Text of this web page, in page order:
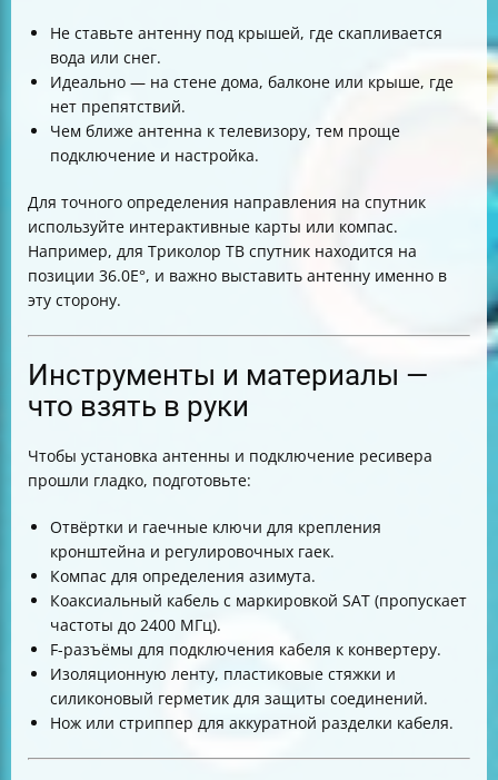
Не ставьте антенну под крышей, где скапливается
вода или снег.
Идеально — на стене дома, балконе или крыше, где
нет препятствий.
Чем ближе антенна к телевизору, тем проще
подключение и настройка.
Для точного определения направления на спутник
используйте интерактивные карты или компас.
Например, для Триколор ТВ спутник находится на
позиции 36.0E°, и важно выставить антенну именно в
эту сторону.
Инструменты и материалы —
что взять в руки
Чтобы установка антенны и подключение ресивера
прошли гладко, подготовьте:
Отвёртки и гаечные ключи для крепления
кронштейна и регулировочных гаек.
Компас для определения азимута.
Коаксиальный кабель с маркировкой SAT (пропускает
частоты до 2400 МГц).
F-разъёмы для подключения кабеля к конвертеру.
Изоляционную ленту, пластиковые стяжки и
силиконовый герметик для защиты соединений.
Нож или стриппер для аккуратной разделки кабеля.